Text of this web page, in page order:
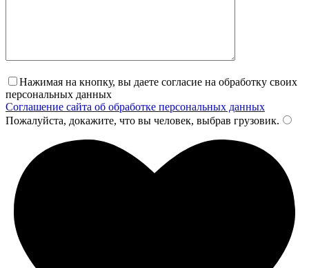
Нажимая на кнопку, вы даете согласие на обработку своих
персональных данных
Соглашение сайта об обработке персональных данных
Пожалуйста, докажите, что вы человек, выбрав грузовик.